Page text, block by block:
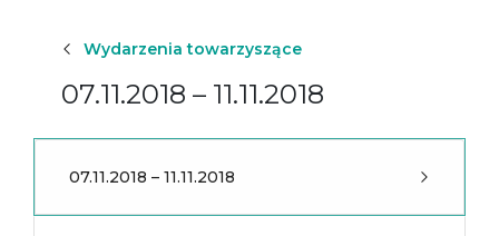
Wydarzenia towarzyszące
07.11.2018 – 11.11.2018
07.11.2018 – 11.11.2018